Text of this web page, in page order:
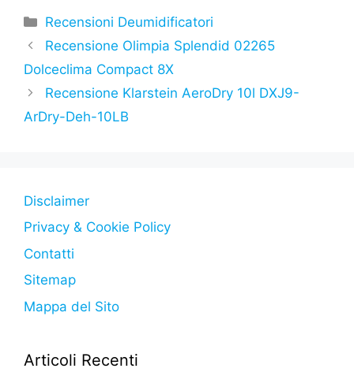
c
e
b
o
o
itt
er
at
s
A
p
p
s
s
e
n
e
gr
m
y
p di
di
Categorie
Recensioni Deumidificatori
Recensione Olimpia Splendid 02265
Dolceclima Compact 8X
Recensione Klarstein AeroDry 10l DXJ9-
ArDry-Deh-10LB
Disclaimer
Privacy & Cookie Policy
Contatti
Sitemap
Mappa del Sito
Articoli Recenti